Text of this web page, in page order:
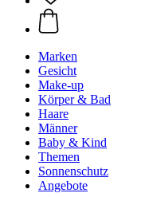
Marken
Gesicht
Make-up
Körper & Bad
Haare
Männer
Baby & Kind
Themen
Sonnenschutz
Angebote